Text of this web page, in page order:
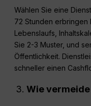
Wählen Sie eine
72 Stunden erbringen
Lebenslaufs,
Sie 2-3 Muster, und
Öffentlichkeit.
schneller einen
Wie